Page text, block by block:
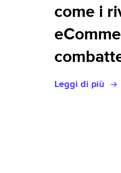
come i
Leggi di più